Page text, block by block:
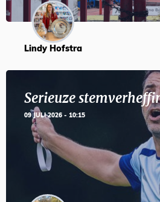
Lindy Hofstra
Serieuze
09 JULI 2026 - 10:15